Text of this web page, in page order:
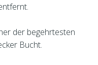
der begehrtesten
Bucht.